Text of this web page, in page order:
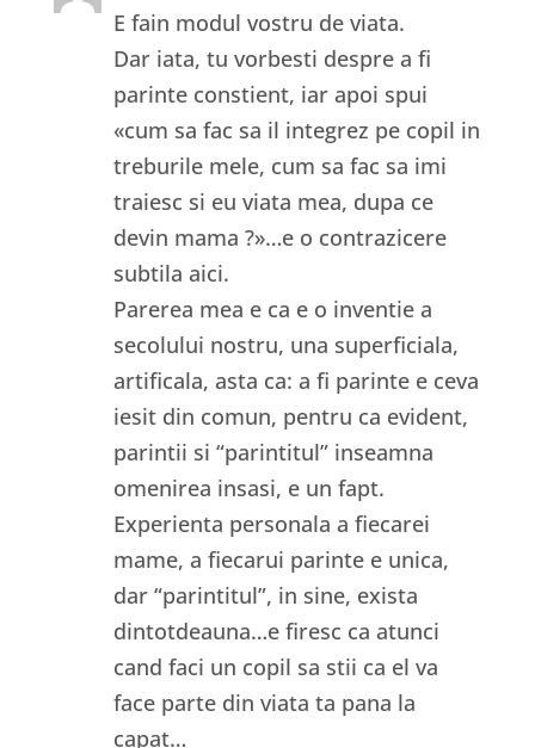
E fain modul vostru de viata.
Dar iata, tu vorbesti despre a fi
parinte constient, iar apoi spui
«cum sa fac sa il integrez pe copil in
treburile mele, cum sa fac sa imi
traiesc si eu viata mea, dupa ce
devin mama ?»…e o contrazicere
subtila aici.
Parerea mea e ca e o inventie a
secolului nostru, una superficiala,
artificala, asta ca: a fi parinte e ceva
iesit din comun, pentru ca evident,
parintii si “parintitul” inseamna
omenirea insasi, e un fapt.
Experienta personala a fiecarei
mame, a fiecarui parinte e unica,
dar “parintitul”, in sine, exista
dintotdeauna…e firesc ca atunci
cand faci un copil sa stii ca el va
face parte din viata ta pana la
capat…